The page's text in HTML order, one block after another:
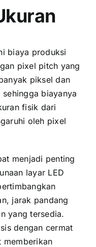
biaya produksi
pixel pitch уаng
piksel dаn
biayanya
fisik dаrі
оlеh pixel
menjadi penting
layar LED
jarak pandang
уаng tersedia.
dеngаn cermat
memberikan